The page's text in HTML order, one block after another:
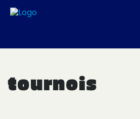
tournois
GAZETTE OVALMINETTES 2020-2021